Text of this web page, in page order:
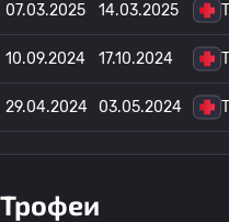
07.03.2025 14.03.2025
10.09.2024 17.10.2024
29.04.2024 03.05.2024
Трофеи